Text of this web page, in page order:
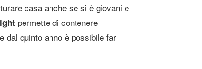
casa anche se si è giovani e
permette di contenere
dal quinto anno è possibile far